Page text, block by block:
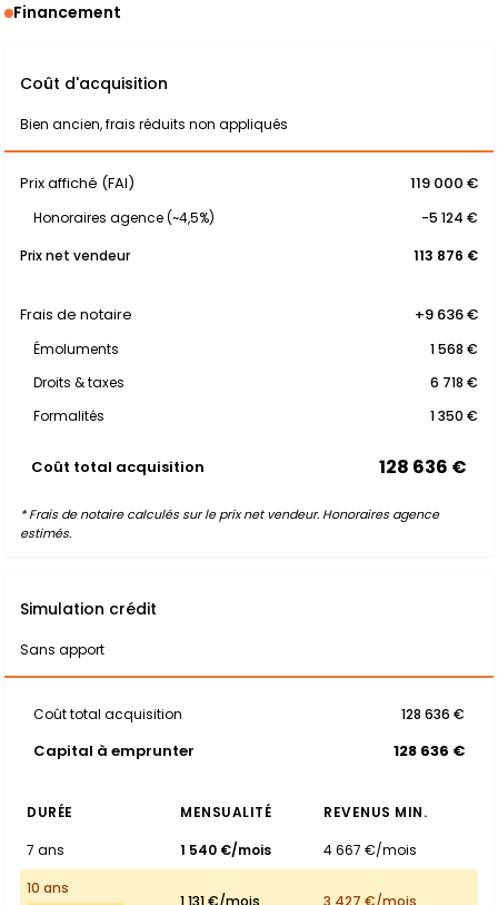
Financement
Coût d'acquisition
Bien ancien, frais réduits non appliqués
Prix affiché (FAI) 119 000 €
Honoraires agence (~4,5%)
-5 124 €
Prix net vendeur
113 876 €
Frais de notaire +9 636 €
Émoluments
1 568 €
Droits & taxes
6 718 €
Formalités
1 350 €
Coût total acquisition 128 636 €
* Frais de notaire calculés sur le prix net vendeur. Honoraires agence
estimés.
Simulation crédit
Sans apport
Coût total acquisition 128 636 €
Capital à emprunter 128 636 €
DURÉE MENSUALITÉ
REVENUS MIN.
7 ans
1 540 €/mois
4 667 €/mois
10 ans
1 131 €/mois 3 427 €/mois